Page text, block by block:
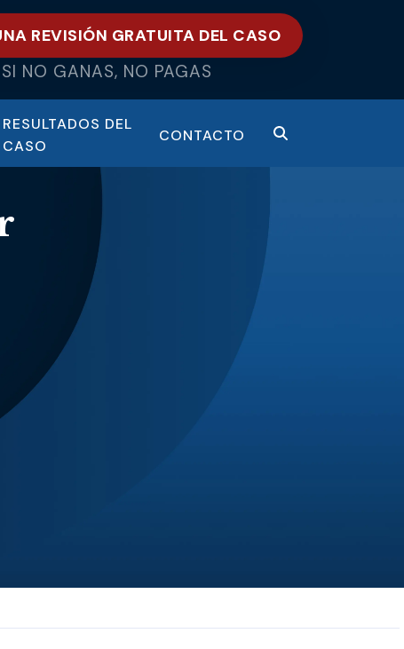
REVISIÓN GRATUITA DEL CASO
SI NO GANAS, NO PAGAS
RESULTADOS DEL
CASO
CONTACTO